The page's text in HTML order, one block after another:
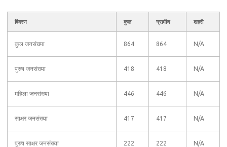
विवरण कुल ग्रामीण शहरी
कुल जनसंख्या 864 864 N/A
पुरुष जनसंख्या 418 418 N/A
महिला जनसंख्या 446 446 N/A
साक्षर जनसंख्या 417 417 N/A
पुरुष साक्षर जनसंख्या 222 222 N/A